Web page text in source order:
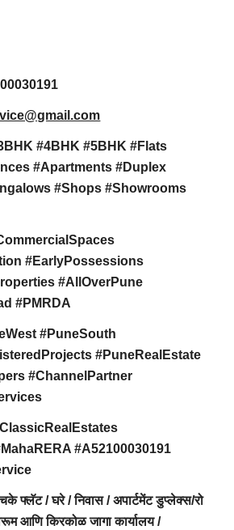
#4BHK #5BHK #Flats
#Apartments #Duplex
#Shops #Showrooms
#EarlyPossessions
#AllOverPune
#PMRDA
#PuneSouth
#PuneRealEstate
#ChannelPartner
#A52100030191
फ्लॅट / घरे / निवास / अपार्टमेंट डुप्लेक्स/रो
आणि किरकोळ जागा कार्यालय /